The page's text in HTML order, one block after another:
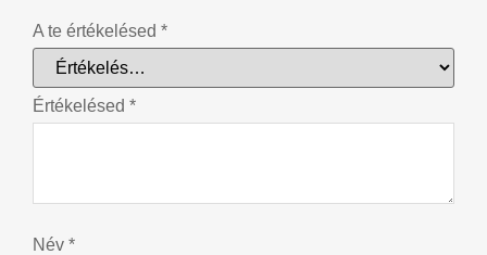
A te értékelésed *
Értékelésed *
Név *